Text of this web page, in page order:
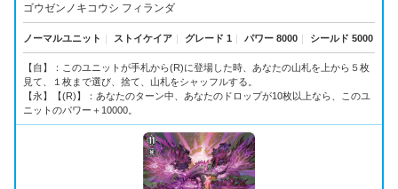
ゴウゼンノキコウシ フィランダ
ノーマルユニット ｜ ストイケイア ｜ グレード 1 ｜ パワー 8000 ｜ シールド 5000
【自】：このユニットが手札から(R)に登場した時、あなたの山札を上から５枚
見て、１枚まで選び、捨て、山札をシャッフルする。
【永】【(R)】：あなたのターン中、あなたのドロップが10枚以上なら、このユ
ニットのパワー＋10000。